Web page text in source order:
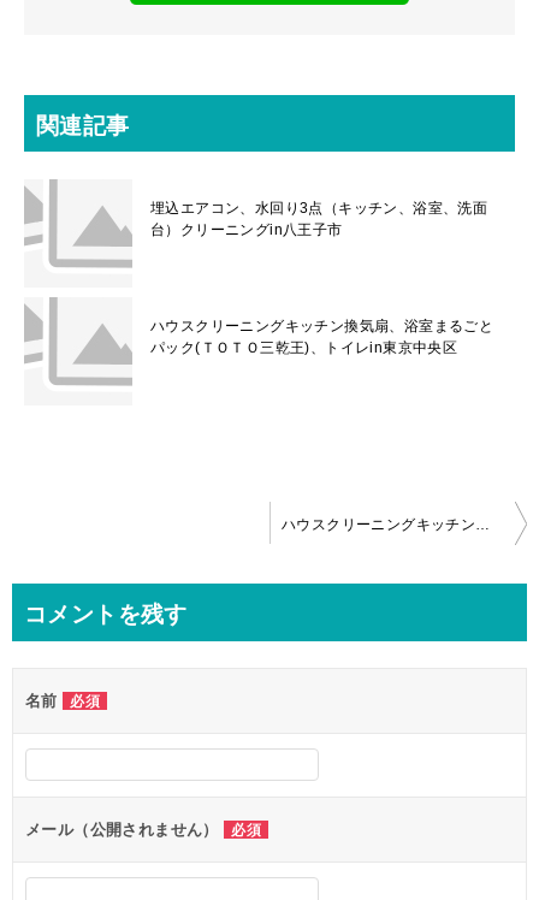
関連記事
埋込エアコン、水回り3点（キッチン、浴室、洗面
台）クリーニングin八王子市
ハウスクリーニングキッチン換気扇、浴室まるごと
パック(ＴＯＴＯ三乾王)、トイレin東京中央区
ビ
ー
シ
ョ
ン
コメントを残す
名前 必須
メール（公開されません） 必須